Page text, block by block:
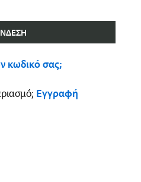
κωδικό σας;
Εγγραφή